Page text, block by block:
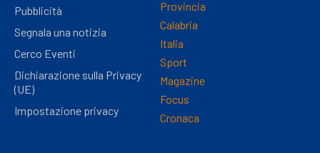
Pubblicità
Segnala una notizia
Cerco Eventi
Dichiarazione sulla Privacy
(UE)
Impostazione privacy
Provincia
Calabria
Italia
Sport
Magazine
Focus
Cronaca